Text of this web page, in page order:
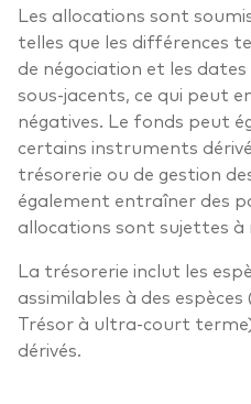
Les allocations sont
telles que les différences
de négociation et les
sous-jacents, ce qui peut
négatives. Le fonds peut
certains instruments
trésorerie ou de gestion
également entraîner des
allocations sont sujettes
La trésorerie inclut les
assimilables à des
Trésor à ultra-court
dérivés.